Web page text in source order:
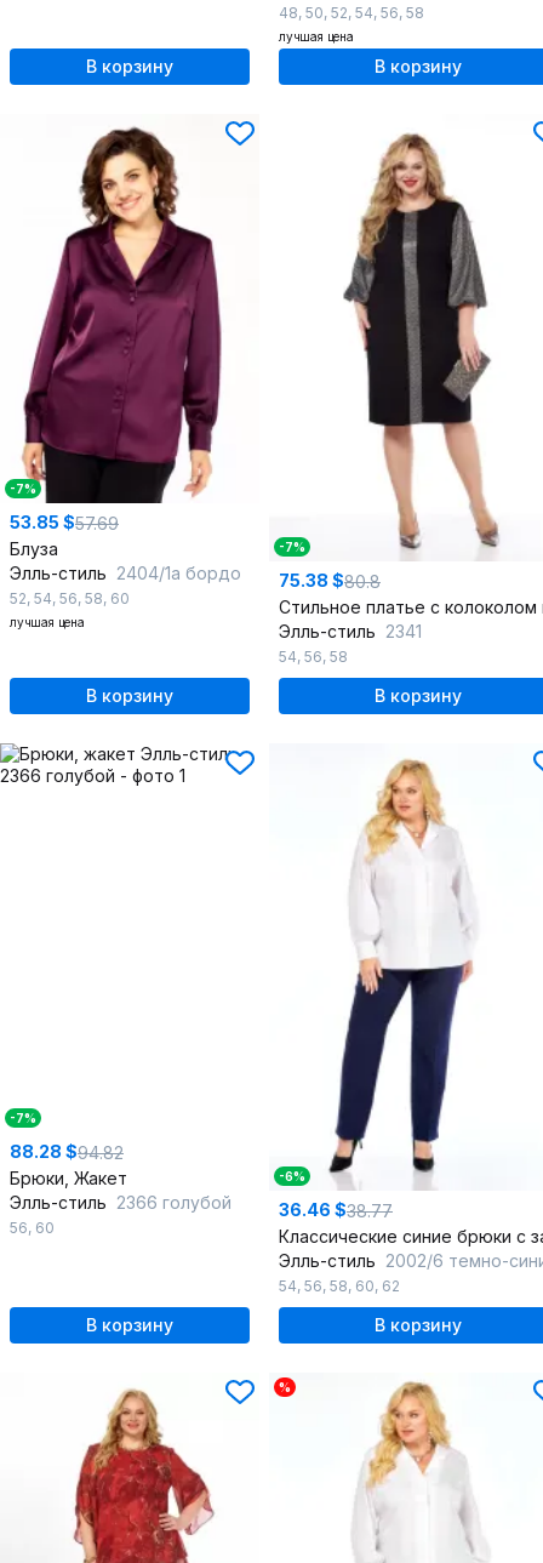
В корзину
48, 50, 52, 54, 56, 58
лучшая цена
В корзину
-7%
53.85 $57.69
Блуза
Элль-стиль 2404/1а бордо
52, 54, 56, 58, 60
лучшая цена
В корзину
-7%
75.38 $80.8
Элль-стиль 2341
54, 56, 58
В корзину
-7%
88.28 $94.82
Брюки, Жакет
Элль-стиль 2366 голубой
56, 60
В корзину
-6%
36.46 $38.77
Элль-стиль 2002/6 темно-
54, 56, 58, 60, 62
В корзину
%